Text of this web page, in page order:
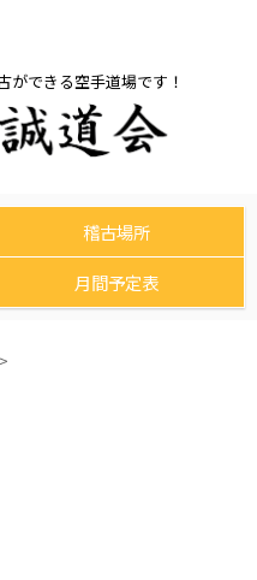
ができる空手道場です！
稽古場所
月間予定表
>